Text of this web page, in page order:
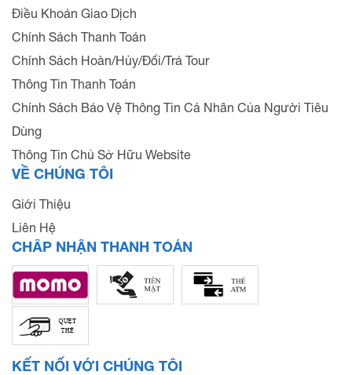
Điều Khoản Giao Dịch
Chính Sách Thanh Toán
Chính Sách Hoàn/Hủy/Đổi/Trả Tour
Thông Tin Thanh Toán
Chính Sách Bảo Vệ Thông Tin Cá Nhân Của Người Tiêu
Dùng
Thông Tin Chủ Sở Hữu Website
VỀ CHÚNG TÔI
Giới Thiệu
Liên Hệ
CHẤP NHẬN THANH TOÁN
KẾT NỐI VỚI CHÚNG TÔI